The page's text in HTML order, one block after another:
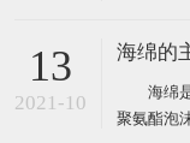
肯定会遇
程中容
这些
13
2021-10
海绵的
海绵是
聚氨酯泡